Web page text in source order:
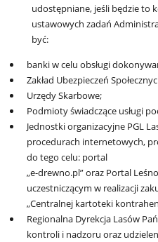
udostępniane, jeśli będzie to
ustawowych zadań
być:
banki w celu obsługi
Zakład Ubezpieczeń
Urzędy Skarbowe;
Podmioty świadczące usługi
Jednostki organizacyjne PGL
procedurach internetowych,
do tego celu: portal
„e-drewno.pl” oraz Portal
uczestniczącym w realizacji
„Centralnej kartoteki
Regionalna Dyrekcja Lasów
kontroli i nadzoru oraz